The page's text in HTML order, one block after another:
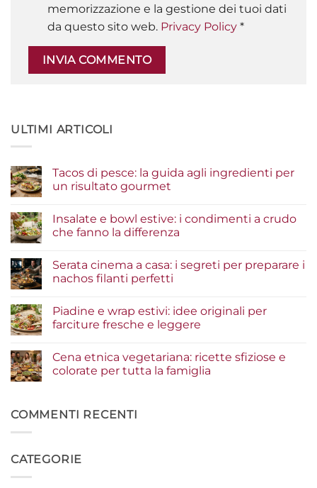
memorizzazione e la gestione dei tuoi dati
da questo sito web. Privacy Policy *
ULTIMI ARTICOLI
Tacos di pesce: la guida agli ingredienti per
un risultato gourmet
su
Tacos
di
guida
agli
ingredienti
risultato
gourmet
Insalate e bowl estive: i condimenti a crudo
che fanno la differenza
su
Insalate
e
condimenti
a
fanno
la
differenza
Serata cinema a casa: i segreti per preparare i
nachos filanti perfetti
su
Serata
cinema
i
segreti
per
filanti
perfetti
Piadine e wrap estivi: idee originali per
farciture fresche e leggere
su
Piadine
e
originali
per
leggere
Cena etnica vegetariana: ricette sfiziose e
colorate per tutta la famiglia
Cena
etnica
e
COMMENTI RECENTI
CATEGORIE